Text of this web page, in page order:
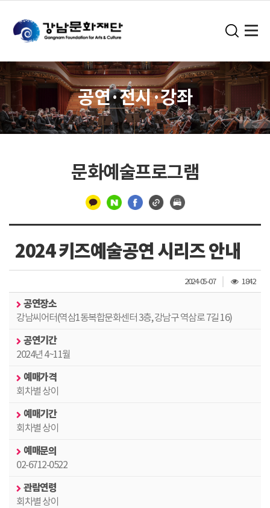
공연·전시·강좌
문화예술프로그램
분
선
2024 키즈예술공연 시리즈 안내
2024-05-07
조
회
1842
공연장소
강남씨어터(역삼1동복합문화센터 3층, 강남구 역삼로 7길 16)
공연기간
2024년 4~11월
예매가격
회차별 상이
예매기간
회차별 상이
예매문의
02-6712-0522
관람연령
회차별 상이